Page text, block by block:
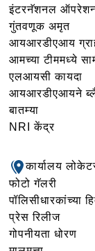
इंटरनॅशनल
गुंतवणूक अमृत
आयआरडीएआय
आमच्या टीममध्ये
एलआयसी कायदा
आयआरडीएआयने
बातम्या
NRI केंद्र
कार्यालय
फोटो गॅलरी
पॉलिसीधारकांच्या
प्रेस रिलीज
गोपनीयता धोरण